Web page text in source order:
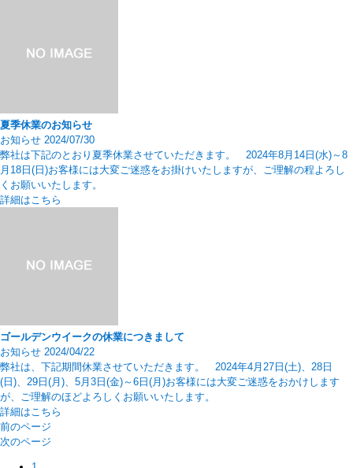
夏季休業のお知らせ
お知らせ 2024/07/30
弊社は下記のとおり夏季休業させていただきます。 2024年8月14日(水)～8
月18日(日)お客様には大変ご迷惑をお掛けいたしますが、ご理解の程よろし
くお願いいたします。
詳細はこちら
ゴールデンウイークの休業につきまして
お知らせ 2024/04/22
弊社は、下記期間休業させていただきます。 2024年4月27日(土)、28日
(日)、29日(月)、5月3日(金)～6日(月)お客様には大変ご迷惑をおかけします
が、ご理解のほどよろしくお願いいたします。
詳細はこちら
前のページ
次のページ